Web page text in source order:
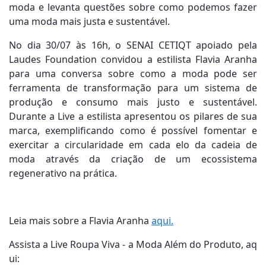
moda e levanta questões sobre como podemos fazer
uma moda mais justa e sustentável.
No dia 30/07 às 16h, o SENAI CETIQT apoiado pela
Laudes Foundation convidou a estilista Flavia Aranha
para uma conversa sobre como a moda pode ser
ferramenta de transformação para um sistema de
produção e consumo mais justo e sustentável.
Durante a Live a estilista apresentou os pilares de sua
marca, exemplificando como é possível fomentar e
exercitar a circularidade em cada elo da cadeia de
moda através da criação de um ecossistema
regenerativo na prática.
Leia mais sobre a Flavia Aranha aqui.
Assista a Live Roupa Viva - a Moda Além do Produto, aq
ui: